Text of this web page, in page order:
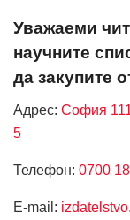
Уважаеми
научните
да закупите
Адрес: София
5
Телефон: 0700
Е-mail: